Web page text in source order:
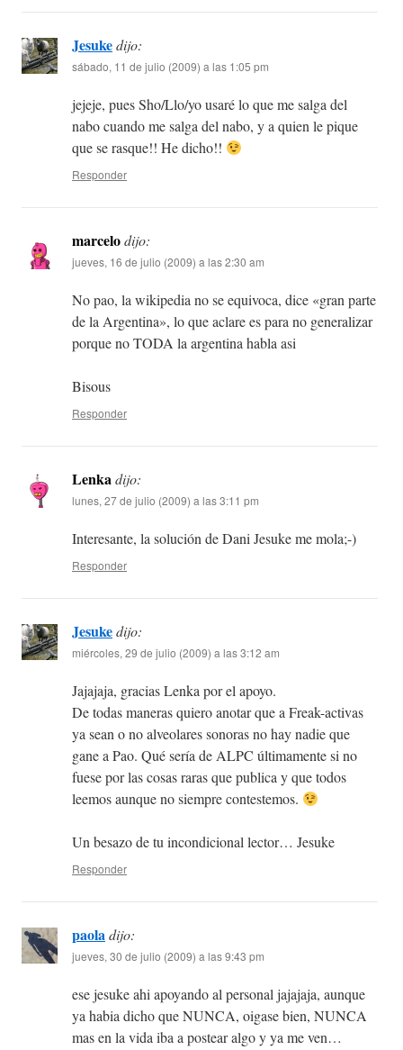
Jesukedijo:
sábado, 11 de julio (2009) a las 1:05 pm
jejeje, pues Sho/Llo/yo usaré lo que me salga del
nabo cuando me salga del nabo, y a quien le pique
que se rasque!! He dicho!!
Responder
marcelodijo:
jueves, 16 de julio (2009) a las 2:30 am
No pao, la wikipedia no se equivoca, dice «gran parte
de la Argentina», lo que aclare es para no generalizar
porque no TODA la argentina habla asi
Bisous
Responder
Lenkadijo:
lunes, 27 de julio (2009) a las 3:11 pm
Interesante, la solución de Dani Jesuke me mola;-)
Responder
Jesukedijo:
miércoles, 29 de julio (2009) a las 3:12 am
Jajajaja, gracias Lenka por el apoyo.
De todas maneras quiero anotar que a Freak-activas
ya sean o no alveolares sonoras no hay nadie que
gane a Pao. Qué sería de ALPC últimamente si no
fuese por las cosas raras que publica y que todos
leemos aunque no siempre contestemos.
Un besazo de tu incondicional lector… Jesuke
Responder
paoladijo:
jueves, 30 de julio (2009) a las 9:43 pm
ese jesuke ahi apoyando al personal jajajaja, aunque
ya habia dicho que NUNCA, oigase bien, NUNCA
mas en la vida iba a postear algo y ya me ven…